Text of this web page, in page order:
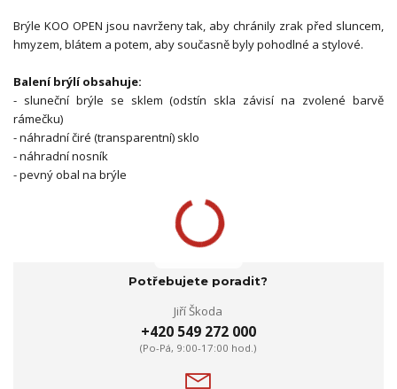
Brýle KOO OPEN jsou navrženy tak, aby chránily zrak před sluncem,
hmyzem, blátem a potem, aby současně byly pohodlné a stylové.
Balení brýlí obsahuje:
- sluneční brýle se sklem (odstín skla závisí na zvolené barvě
rámečku)
- náhradní čiré (transparentní) sklo
- náhradní nosník
- pevný obal na brýle
Potřebujete poradit?
Jiří Škoda
+420 549 272 000
(Po-Pá, 9:00-17:00 hod.)